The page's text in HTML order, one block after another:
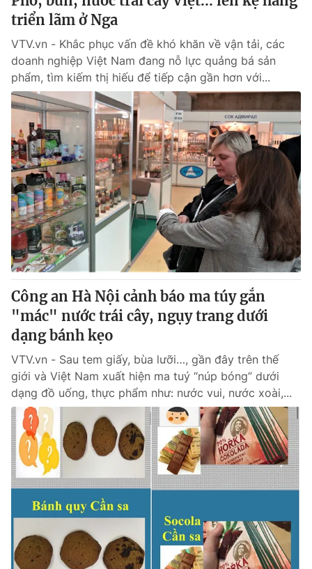
Emagazine
Photo Infographic
Video Shorts video
VTV Money VTV Thể thao
VTV Sức khoẻ Bất động sản
Thị trường 24h Tấm lòng Việt
VTV4 Vươn mình bằng AI
VTV9
Liên hệ tòa soạn
THỜI BÁO VTV
Theo dõi báo trên
Cơ quan chủ quản:Đài Truyền hình Việt Nam
Giấy phép hoạt động báo in và báo điện tử số 483/GP-BTTTT
cấp ngày 29/12/2023
triển lãm ở Nga
VTV.vn - Khắc phục vấn đề khó khăn về vận tải, các
doanh nghiệp Việt Nam đang nỗ lực quảng bá sản
phẩm, tìm kiếm thị hiếu để tiếp cận gần hơn với...
Công an Hà Nội cảnh báo ma túy gắn
"mác" nước trái cây, ngụy trang dưới
dạng bánh kẹo
VTV.vn - Sau tem giấy, bùa lưỡi…, gần đây trên thế
giới và Việt Nam xuất hiện ma tuý “núp bóng” dưới
dạng đồ uống, thực phẩm như: nước vui, nước xoài,...